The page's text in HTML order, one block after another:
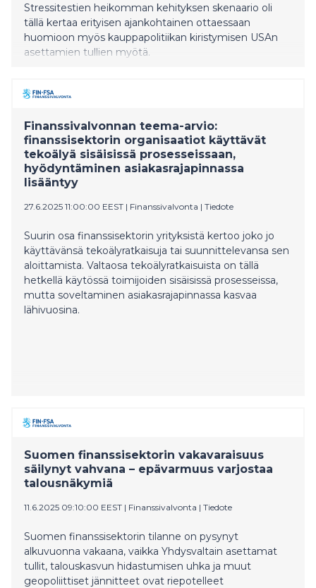
Stressitestien heikomman kehityksen skenaario oli
tällä kertaa erityisen ajankohtainen ottaessaan
huomioon myös kauppapolitiikan kiristymisen USAn
asettamien tullien myötä.
Finanssivalvonnan teema-arvio:
finanssisektorin organisaatiot käyttävät
tekoälyä sisäisissä prosesseissaan,
hyödyntäminen asiakasrajapinnassa
lisääntyy
27.6.2025 11:00:00 EEST | Finanssivalvonta | Tiedote
Suurin osa finanssisektorin yrityksistä kertoo joko jo
käyttävänsä tekoälyratkaisuja tai suunnittelevansa sen
aloittamista. Valtaosa tekoälyratkaisuista on tällä
hetkellä käytössä toimijoiden sisäisissä prosesseissa,
mutta soveltaminen asiakasrajapinnassa kasvaa
lähivuosina.
Suomen finanssisektorin vakavaraisuus
säilynyt vahvana – epävarmuus varjostaa
talousnäkymiä
11.6.2025 09:10:00 EEST | Finanssivalvonta | Tiedote
Suomen finanssisektorin tilanne on pysynyt
alkuvuonna vakaana, vaikka Yhdysvaltain asettamat
tullit, talouskasvun hidastumisen uhka ja muut
geopoliittiset jännitteet ovat riepotelleet